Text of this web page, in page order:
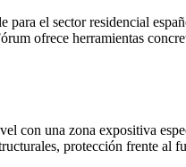
para el sector residencial
ofrece herramientas
con una zona expositiva
protección frente al